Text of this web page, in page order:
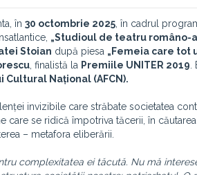
în 30 octombrie 2025 , în cadrul
„Studioul de teatru româno-
Stoian după piesa „Femeia care tot
, finalistă la Premiile UNITER 2019
Național (AFCN).
invizibile care străbate societatea
care se ridică împotriva tăcerii, în
– metafora eliberării.
complexitatea ei tăcută. Nu mă